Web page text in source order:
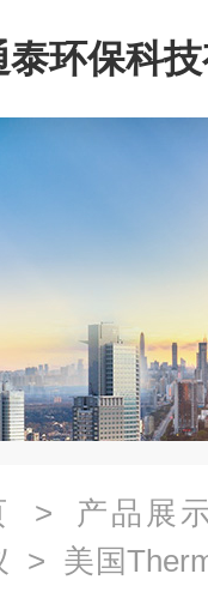
环保科
> 产品展
> 美国